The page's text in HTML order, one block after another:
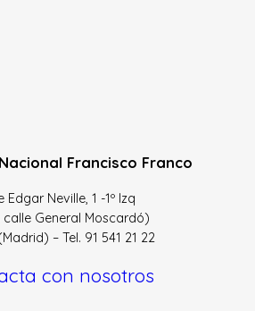
Francisco Franco
Edgar Neville, 1 -1º Izq
calle General Moscardó)
– Tel. 91 541 21 22
con nosotros